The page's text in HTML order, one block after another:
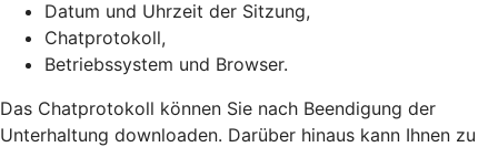
Datum und Uhrzeit der Sitzung,
Chatprotokoll,
Betriebssystem und Browser.
Das Chatprotokoll können Sie nach Beendigung der
Unterhaltung downloaden. Darüber hinaus kann Ihnen zu